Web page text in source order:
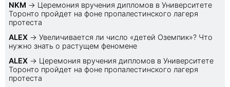
NKM → Церемония вручения дипломов в Университете
Торонто пройдет на фоне пропалестинского лагеря
протеста
ALEX → Увеличивается ли число «детей Оземпик»? Что
нужно знать о растущем феномене
ALEX → Церемония вручения дипломов в Университете
Торонто пройдет на фоне пропалестинского лагеря
протеста